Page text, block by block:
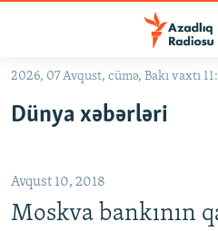
Əsas
qayıt
qayıt
Axtarışa
#İZAHLA
#ƏSLINDƏ
2026, 07 Avqust, cümə, Bakı vaxtı
Dünya xəbərləri
Avqust 10, 2018
Moskva bankının